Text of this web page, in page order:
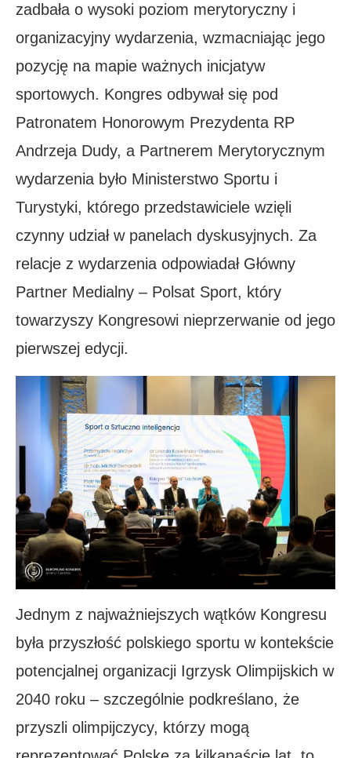
zadbała o wysoki poziom merytoryczny i
organizacyjny wydarzenia, wzmacniając jego
pozycję na mapie ważnych inicjatyw
sportowych. Kongres odbywał się pod
Patronatem Honorowym Prezydenta RP
Andrzeja Dudy, a Partnerem Merytorycznym
wydarzenia było Ministerstwo Sportu i
Turystyki, którego przedstawiciele wzięli
czynny udział w panelach dyskusyjnych. Za
relacje z wydarzenia odpowiadał Główny
Partner Medialny – Polsat Sport, który
towarzyszy Kongresowi nieprzerwanie od jego
pierwszej edycji.
Jednym z najważniejszych wątków Kongresu
była przyszłość polskiego sportu w kontekście
potencjalnej organizacji Igrzysk Olimpijskich w
2040 roku – szczególnie podkreślano, że
przyszli olimpijczycy, którzy mogą